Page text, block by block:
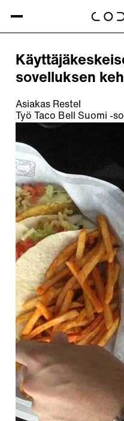
Kaikki
sovelluksen
Asiakas Restel
Työ Taco Bell Suomi -